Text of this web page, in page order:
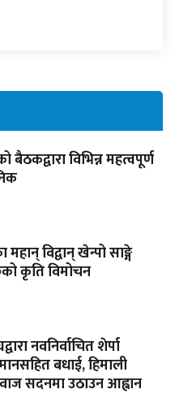
बैठकद्वारा विभिन्न महत्वपूर्ण
विद्वान् खेन्पो साङ्गे
कृति विमोचन
नवनिर्वाचित शेर्पा
बधाई, हिमाली
सदनमा उठाउन आह्वान